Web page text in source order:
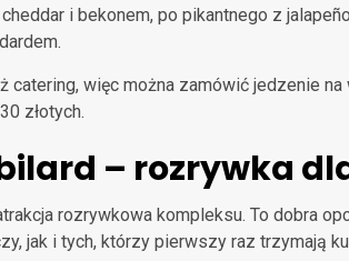
i bekonem, po pikantnego z
catering, więc można zamówić jedzenie
złotych.
– rozrywka
rozrywkowa kompleksu. To dobra
jak i tych, którzy pierwszy raz trzymają